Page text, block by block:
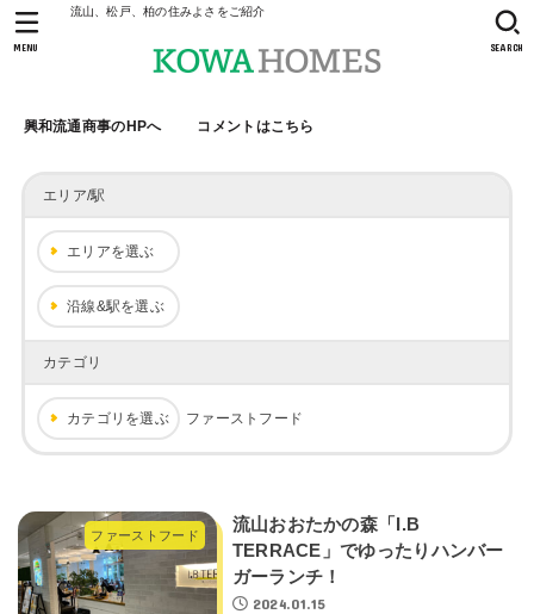
流山、松戸、柏の住みよさをご紹介
興和流通商事のHPへ コメントはこちら
SEARCH
MENU
エリア/駅
エリアを選ぶ
沿線&駅を選ぶ
カテゴリ
カテゴリを選ぶ ファーストフード
ファーストフード
流山おおたかの森「I.B
TERRACE」でゆったりハンバー
ガーランチ！
2024.01.15